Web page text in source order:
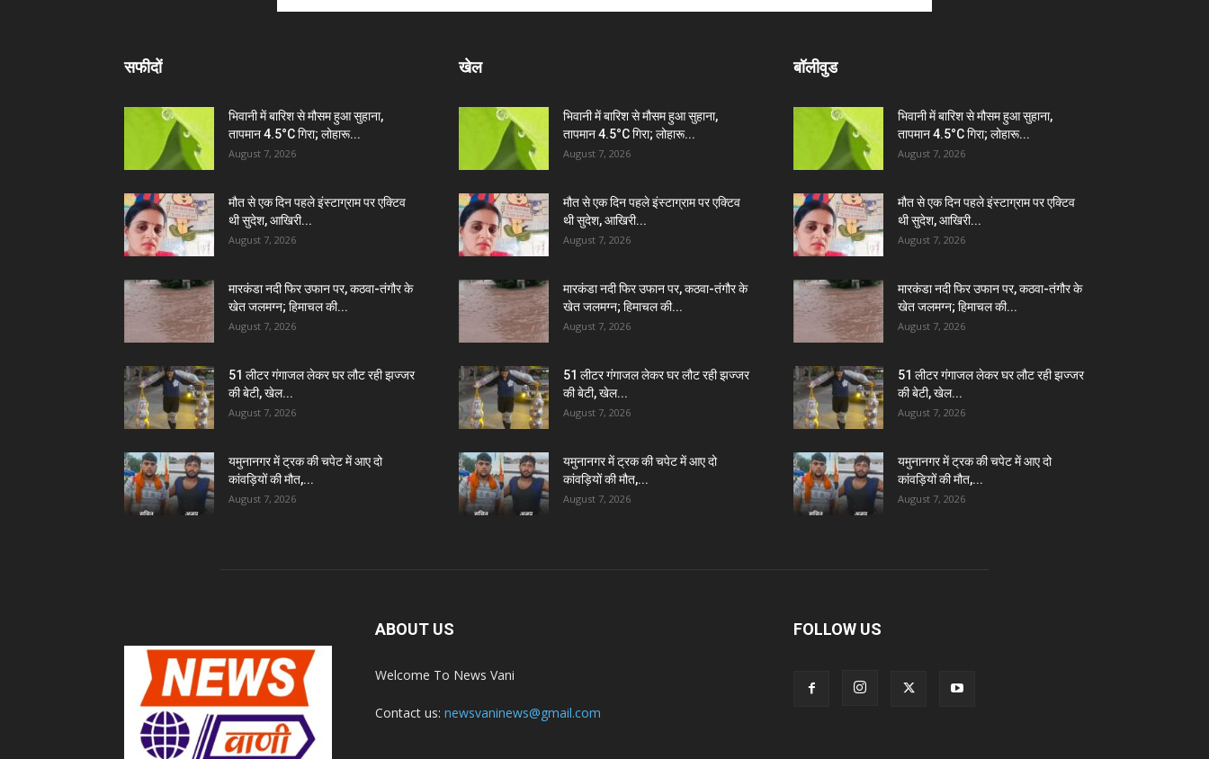
सफीदों
भिवानी में बारिश से मौसम हुआ सुहाना,
तापमान 4.5°C गिरा; लोहारू...
August 7, 2026
मौत से एक दिन पहले इंस्टाग्राम पर एक्टिव
थी सुदेश, आखिरी...
August 7, 2026
मारकंडा नदी फिर उफान पर, कठवा-तंगौर के
खेत जलमग्न; हिमाचल की...
August 7, 2026
51 लीटर गंगाजल लेकर घर लौट रही झज्जर
की बेटी, खेल...
August 7, 2026
यमुनानगर में ट्रक की चपेट में आए दो
कांवड़ियों की मौत,...
August 7, 2026
खेल
भिवानी में बारिश से मौसम हुआ सुहाना,
तापमान 4.5°C गिरा; लोहारू...
August 7, 2026
मौत से एक दिन पहले इंस्टाग्राम पर एक्टिव
थी सुदेश, आखिरी...
August 7, 2026
मारकंडा नदी फिर उफान पर, कठवा-तंगौर के
खेत जलमग्न; हिमाचल की...
August 7, 2026
51 लीटर गंगाजल लेकर घर लौट रही झज्जर
की बेटी, खेल...
August 7, 2026
यमुनानगर में ट्रक की चपेट में आए दो
कांवड़ियों की मौत,...
August 7, 2026
बॉलीवुड
भिवानी में बारिश से मौसम हुआ सुहाना,
तापमान 4.5°C गिरा; लोहारू...
August 7, 2026
मौत से एक दिन पहले इंस्टाग्राम पर एक्टिव
थी सुदेश, आखिरी...
August 7, 2026
मारकंडा नदी फिर उफान पर, कठवा-तंगौर के
खेत जलमग्न; हिमाचल की...
August 7, 2026
51 लीटर गंगाजल लेकर घर लौट रही झज्जर
की बेटी, खेल...
August 7, 2026
यमुनानगर में ट्रक की चपेट में आए दो
कांवड़ियों की मौत,...
August 7, 2026
ABOUT US
Welcome To News Vani
Contact us: newsvaninews@gmail.com
FOLLOW US